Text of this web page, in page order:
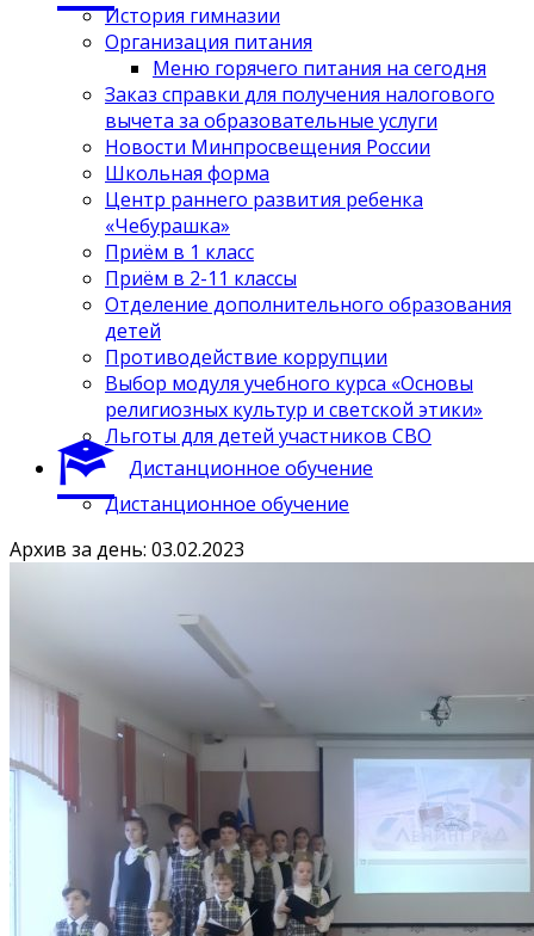
История гимназии
Организация питания
Меню горячего питания на сегодня
Заказ справки для получения налогового
вычета за образовательные услуги
Новости Минпросвещения России
Школьная форма
Центр раннего развития ребенка
«Чебурашка»
Приём в 1 класс
Приём в 2-11 классы
Отделение дополнительного образования
детей
Противодействие коррупции
Выбор модуля учебного курса «Основы
религиозных культур и светской этики»
Льготы для детей участников СВО
Дистанционное обучение
Дистанционное обучение
Архив за день: 03.02.2023